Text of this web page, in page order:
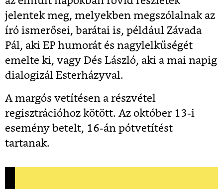
jelentek meg, melyekben megszólalnak az
író ismerősei, barátai is, például Závada
Pál, aki EP humorát és nagylelkűségét
emelte ki, vagy Dés László, aki a mai napig
dialogizál Esterházyval.
A margós vetítésen a részvétel
regisztrációhoz kötött. Az október 13-i
esemény betelt, 16-án pótvetítést
tartanak.